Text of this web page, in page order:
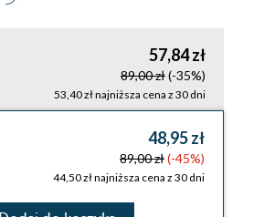
57,84 zł
89,00 zł(-35%)
53,40 zł najniższa cena z 30 dni
48,95 zł
89,00 zł(-45%)
44,50 zł najniższa cena z 30 dni